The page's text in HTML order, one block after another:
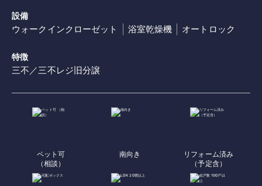
設備
ウォークインクローゼット 浴室乾燥機 オートロック
特徴
三不／三不レジ旧分譲
ペット可
（相談）
南向き
リフォーム済み
（予定含）